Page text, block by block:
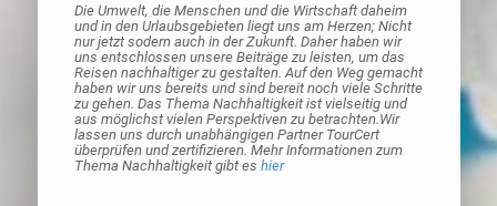
Die Umwelt, die Menschen und die Wirtschaft daheim
und in den Urlaubsgebieten liegt uns am Herzen; Nicht
nur jetzt sodern auch in der Zukunft. Daher haben wir
uns entschlossen unsere Beiträge zu leisten, um das
Reisen nachhaltiger zu gestalten. Auf den Weg gemacht
haben wir uns bereits und sind bereit noch viele Schritte
zu gehen. Das Thema Nachhaltigkeit ist vielseitig und
aus möglichst vielen Perspektiven zu betrachten.Wir
lassen uns durch unabhängigen Partner TourCert
überprüfen und zertifizieren. Mehr Informationen zum
Thema Nachhaltigkeit gibt es hier